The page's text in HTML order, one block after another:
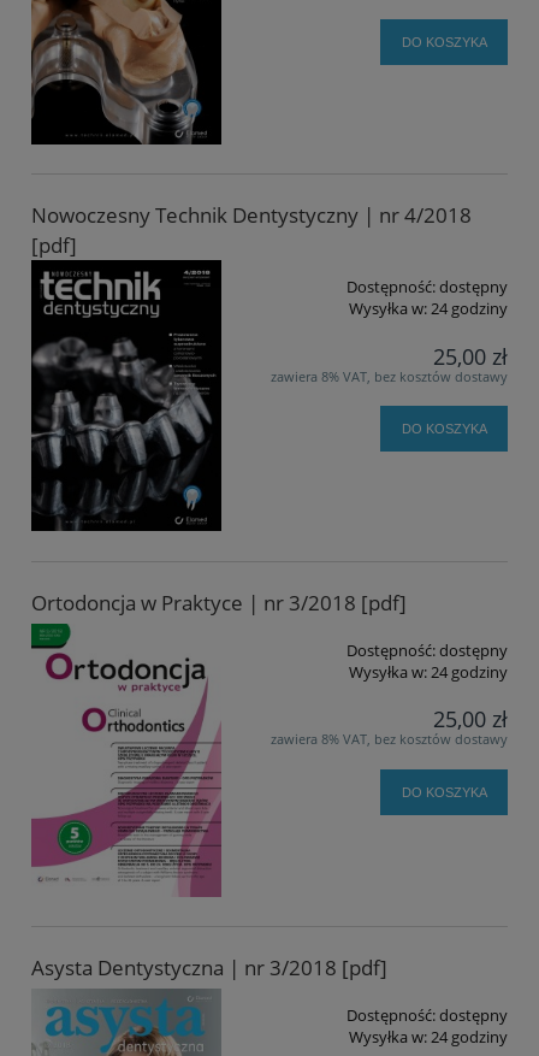
DO KOSZYKA
Nowoczesny Technik Dentystyczny | nr 4/2018
[pdf]
Dostępność:dostępny
Wysyłka w:24 godziny
25,00 zł
zawiera 8% VAT, bez kosztów dostawy
DO KOSZYKA
Ortodoncja w Praktyce | nr 3/2018 [pdf]
Dostępność:dostępny
Wysyłka w: 24 godziny
25,00 zł
zawiera 8% VAT, bez kosztów dostawy
DO KOSZYKA
Asysta Dentystyczna | nr 3/2018 [pdf]
Dostępność:dostępny
Wysyłka w:24 godziny